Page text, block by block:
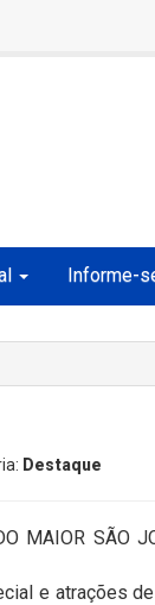
Informe-
Destaque
MAIOR SÃO
e atrações